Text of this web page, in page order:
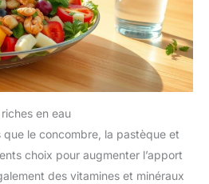
en eau
le concombre, la pastèque et
choix pour augmenter l’apport
des vitamines et minéraux